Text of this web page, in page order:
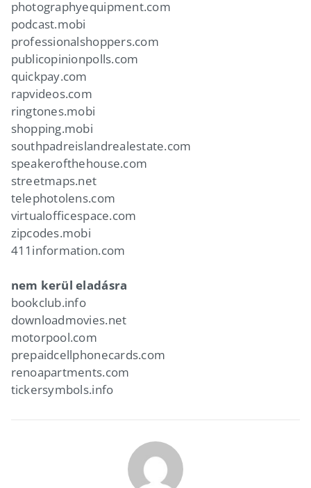
photographyequipment.com
podcast.mobi
professionalshoppers.com
publicopinionpolls.com
quickpay.com
rapvideos.com
ringtones.mobi
shopping.mobi
southpadreislandrealestate.com
speakerofthehouse.com
streetmaps.net
telephotolens.com
virtualofficespace.com
zipcodes.mobi
411information.com
nem kerül eladásra
bookclub.info
downloadmovies.net
motorpool.com
prepaidcellphonecards.com
renoapartments.com
tickersymbols.info